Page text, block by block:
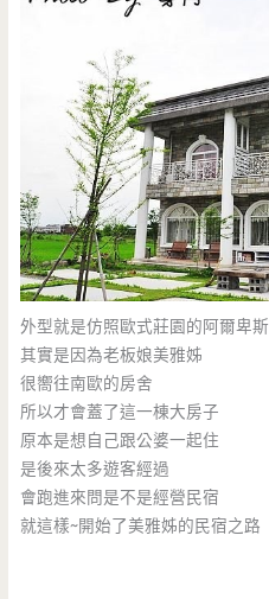
外型就是仿照歐式莊園的阿爾卑斯
其實是因為老板娘美雅姊
很嚮往南歐的房舍
所以才會蓋了這一棟大房子
原本是想自己跟公婆一起住
是後來太多遊客經過
會跑進來問是不是經營民宿
就這樣~開始了美雅姊的民宿之路